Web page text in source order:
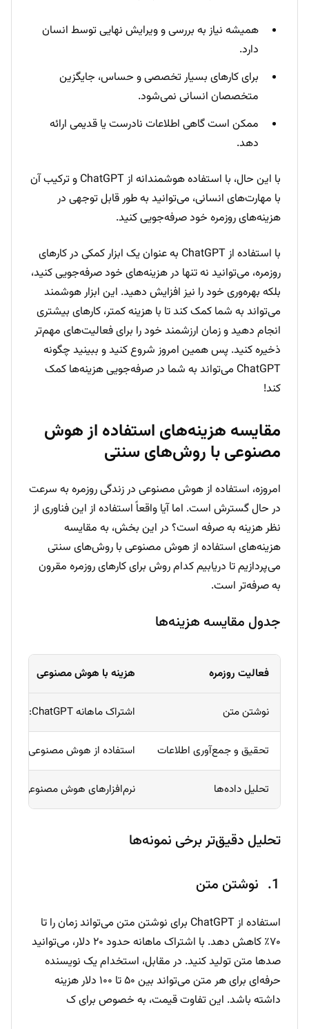
همیشه نیاز به بررسی و ویرایش نهایی توسط انسان
دارد.
برای کارهای بسیار تخصصی و حساس، جایگزین
متخصصان انسانی نمی‌شود.
ممکن است گاهی اطلاعات نادرست یا قدیمی ارائه
دهد.
با این حال، با استفاده هوشمندانه از ChatGPT و ترکیب آن
با مهارت‌های انسانی، می‌توانید به طور قابل توجهی در
هزینه‌های روزمره خود صرفه‌جویی کنید.
با استفاده از ChatGPT به عنوان یک ابزار کمکی در کارهای
روزمره، می‌توانید نه تنها در هزینه‌های خود صرفه‌جویی کنید،
بلکه بهره‌وری خود را نیز افزایش دهید. این ابزار هوشمند
می‌تواند به شما کمک کند تا با هزینه کمتر، کارهای بیشتری
انجام دهید و زمان ارزشمند خود را برای فعالیت‌های مهم‌تر
ذخیره کنید. پس همین امروز شروع کنید و ببینید چگونه
ChatGPT می‌تواند به شما در صرفه‌جویی هزینه‌ها کمک
کند!
مقایسه هزینه‌های استفاده از هوش
مصنوعی با روش‌های سنتی
امروزه، استفاده از هوش مصنوعی در زندگی روزمره به سرعت
در حال گسترش است. اما آیا واقعاً استفاده از این فناوری از
نظر هزینه به صرفه است؟ در این بخش، به مقایسه
هزینه‌های استفاده از هوش مصنوعی با روش‌های سنتی
می‌پردازیم تا دریابیم کدام روش برای کارهای روزمره مقرون
به صرفه‌تر است.
جدول مقایسه هزینه‌ها
فعالیت روزمره هزینه با هوش مصنوعی
نوشتن متن اشتراک ماهانه ChatGPT: حدود ۲۰ دلار
تحقیق و جمع‌آوری اطلاعات استفاده از هوش مصنوعی: رایگان تا ۲۰ دلار
تحلیل داده‌ها نرم‌افزارهای هوش مصنوعی: ۵۰-۱۰۰ دلار ماهانه
تحلیل دقیق‌تر برخی نمونه‌ها
نوشتن متن
استفاده از ChatGPT برای نوشتن متن می‌تواند زمان را تا
۷۰٪ کاهش دهد. با اشتراک ماهانه حدود ۲۰ دلار، می‌توانید
صدها متن تولید کنید. در مقابل، استخدام یک نویسنده
حرفه‌ای برای هر متن می‌تواند بین ۵۰ تا ۱۰۰ دلار هزینه
داشته باشد. این تفاوت قیمت، به خصوص برای ک